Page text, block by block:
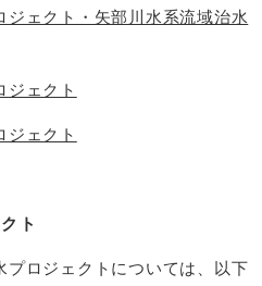
ジェクト・矢部川水系流域治水
ジェクト
ジェクト
ト
プロジェクトについては、以下